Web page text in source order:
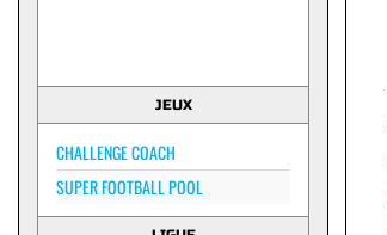
JEUX
CHALLENGE COACH
SUPER FOOTBALL POOL